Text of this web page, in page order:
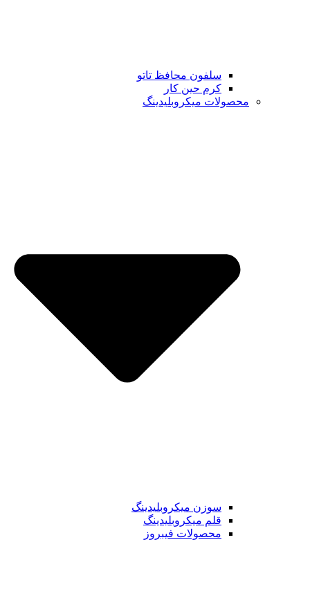
سلفون محافظ تاتو
کرم حین کار
محصولات میکروبلیدینگ
سوزن میکروبلیدینگ
قلم میکروبلیدینگ
محصولات فیبروز